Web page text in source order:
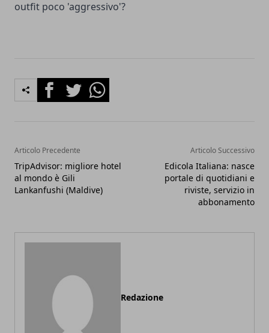
outfit poco 'aggressivo'?
FacebookTwitterWhatsapp
Articolo Precedente
TripAdvisor: migliore hotel
al mondo è Gili
Lankanfushi (Maldive)
Articolo Successivo
Edicola Italiana: nasce
portale di quotidiani e
riviste, servizio in
abbonamento
Redazione